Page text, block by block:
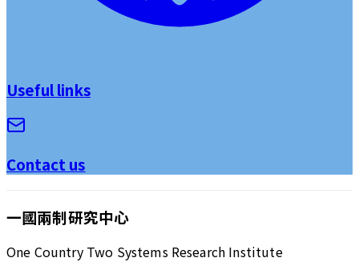
Useful links
Contact us
一國兩制研究中心
One Country Two Systems Research Institute